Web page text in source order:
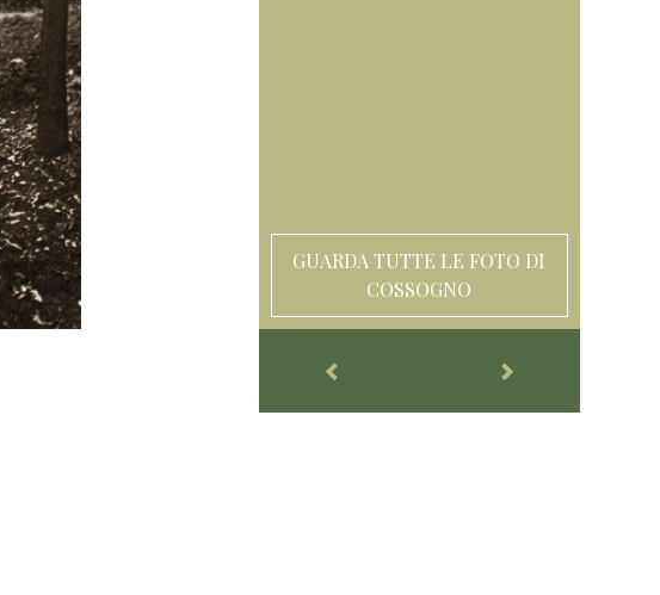
GUARDA TUTTE LE FOTO DI
COSSOGNO